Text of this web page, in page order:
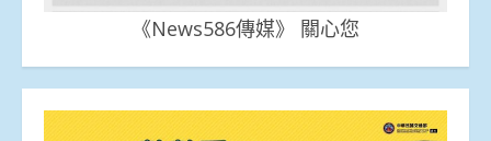
《News586傳媒》 關心您